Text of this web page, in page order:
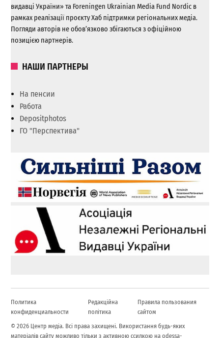
видавці України» та Foreningen Ukrainian Media Fund Nordic в
рамках реалізації проєкту Хаб підтримки регіональних медіа.
Погляди авторів не обов’язково збігаються з офіційною
позицією партнерів.
НАШИ ПАРТНЕРЫ
На пенсии
Работа
Depositphotos
ГО "Перспектива"
Политика
конфиденциальности
Редакційна
політика
Правила пользования
сайтом
© 2026 Центр медіа. Всі права захищені. Використання будь-яких
матеріалів сайту можливо тільки з активною ссилкою на odessa-